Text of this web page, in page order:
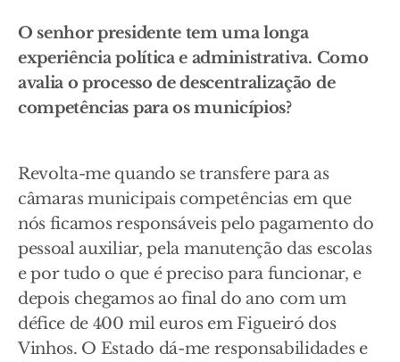
O senhor presidente tem uma longa
experiência política e administrativa. Como
avalia o processo de descentralização de
competências para os municípios?
Revolta-me quando se transfere para as
câmaras municipais competências em que
nós ficamos responsáveis pelo pagamento do
pessoal auxiliar, pela manutenção das escolas
e por tudo o que é preciso para funcionar, e
depois chegamos ao final do ano com um
défice de 400 mil euros em Figueiró dos
Vinhos. O Estado dá-me responsabilidades e